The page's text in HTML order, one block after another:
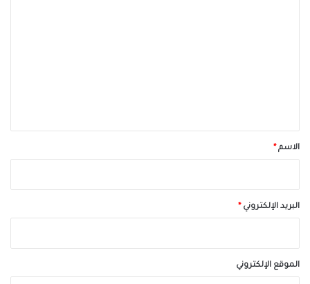
*الاسم*
البريد الإلكتروني*
الموقع الإلكتروني